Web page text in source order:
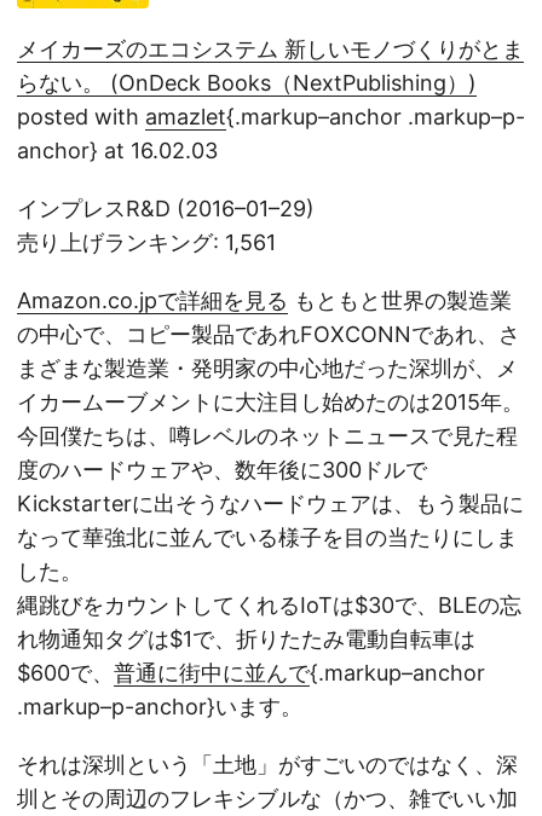
メイカーズのエコシステム 新しいモノづくりがとま
らない。 (OnDeck Books（NextPublishing）)
posted with amazlet{.markup–anchor .markup–p-
anchor} at 16.02.03
インプレスR&D (2016–01–29)
売り上げランキング: 1,561
Amazon.co.jpで詳細を見る もともと世界の製造業
の中心で、コピー製品であれFOXCONNであれ、さ
まざまな製造業・発明家の中心地だった深圳が、メ
イカームーブメントに大注目し始めたのは2015年。
今回僕たちは、噂レベルのネットニュースで見た程
度のハードウェアや、数年後に300ドルで
Kickstarterに出そうなハードウェアは、もう製品に
なって華強北に並んでいる様子を目の当たりにしま
した。
縄跳びをカウントしてくれるIoTは$30で、BLEの忘
れ物通知タグは$1で、折りたたみ電動自転車は
$600で、 普通に街中に並んで{.markup–anchor
.markup–p-anchor}います。
それは深圳という「土地」がすごいのではなく、深
圳とその周辺のフレキシブルな（かつ、雑でいい加